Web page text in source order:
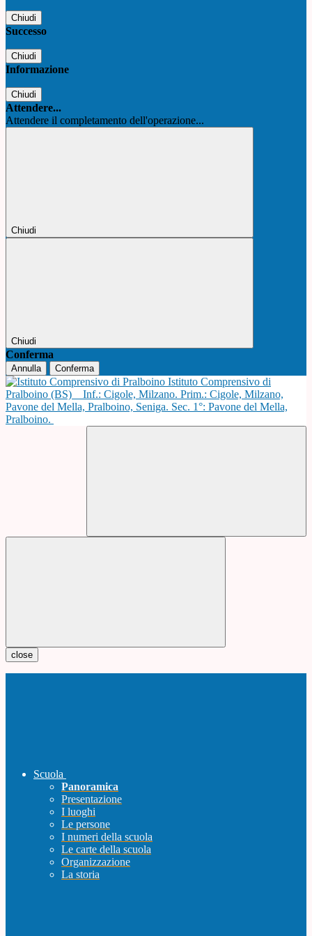
Chiudi
Successo
Chiudi
Informazione
Chiudi
Attendere...
Attendere il completamento dell'operazione...
Chiudi
Chiudi
Conferma
Annulla Conferma
Istituto Comprensivo di
Pralboino (BS)
Inf.: Cigole, Milzano. Prim.: Cigole, Milzano,
Pavone del Mella, Pralboino, Seniga. Sec. 1°: Pavone del Mella,
Pralboino.
close
Scuola
Panoramica
Presentazione
I luoghi
Le persone
I numeri della scuola
Le carte della scuola
Organizzazione
La storia